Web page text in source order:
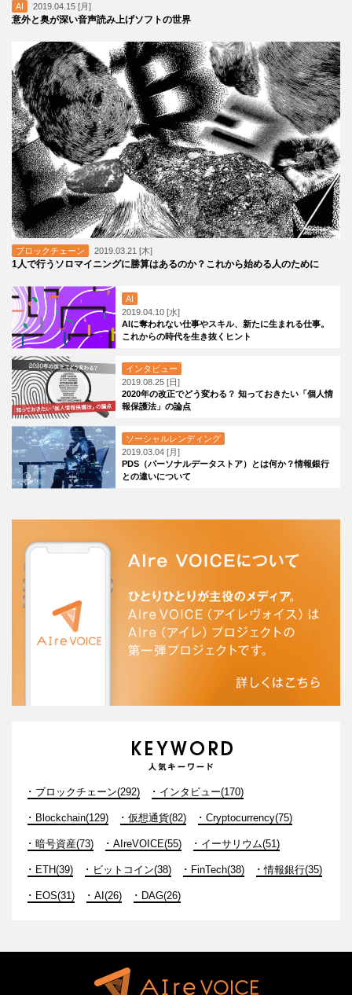
AI 2019.04.15 [月]
意外と奥が深い音声読み上げソフトの世界
ブロックチェーン 2019.03.21 [木]
1人で行うソロマイニングに勝算はあるのか？これから始める人のために
AI
2019.04.10 [水]
AIに奪われない仕事やスキル、新たに生まれる仕事。
これからの時代を生き抜くヒント
インタビュー
2019.08.25 [日]
2020年の改正でどう変わる？ 知っておきたい「個人情
報保護法」の論点
ソーシャルレンディング
2019.03.04 [月]
PDS（パーソナルデータストア）とは何か？情報銀行
との違いについて
ブロックチェーン(292) インタビュー(170)
Blockchain(129) 仮想通貨(82) Cryptocurrency(75)
暗号資産(73) AIreVOICE(55) イーサリウム(51)
ETH(39) ビットコイン(38) FinTech(38) 情報銀行(35)
EOS(31) AI(26) DAG(26)